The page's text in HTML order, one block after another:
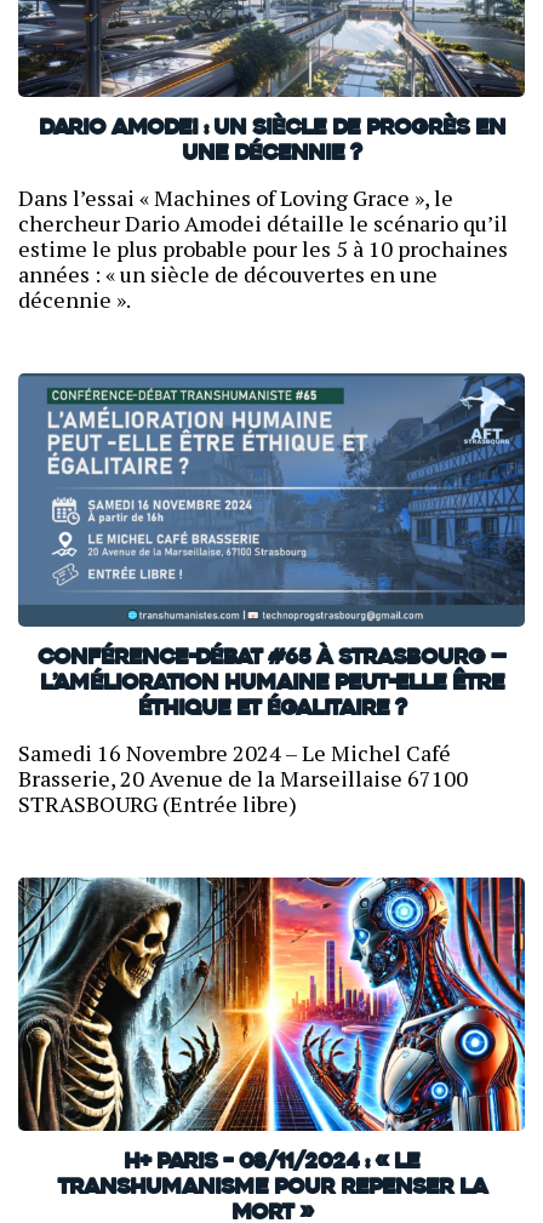
Dario Amodei : un siècle de progrès en
une décennie ?
Dans l’essai « Machines of Loving Grace », le
chercheur Dario Amodei détaille le scénario qu’il
estime le plus probable pour les 5 à 10 prochaines
années : « un siècle de découvertes en une
décennie ».
Conférence-débat #65 à Strasbourg —
L’amélioration humaine peut-elle être
éthique et égalitaire ?
Samedi 16 Novembre 2024 – Le Michel Café
Brasserie, 20 Avenue de la Marseillaise 67100
STRASBOURG (Entrée libre)
H+ Paris – 08/11/2024 : « Le
transhumanisme pour repenser la
mort »